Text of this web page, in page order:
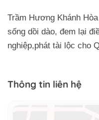
Trầm Hương Khánh
sống dồi dào, đem lại
nghiệp,phát tài lộc cho
Thông tin liên hệ